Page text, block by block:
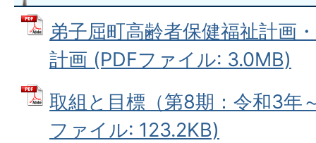
弟子屈町高齢者保健福祉計画
計画 (PDFファイル: 3.0MB)
取組と目標（第8期：令和3年
ファイル: 123.2KB)